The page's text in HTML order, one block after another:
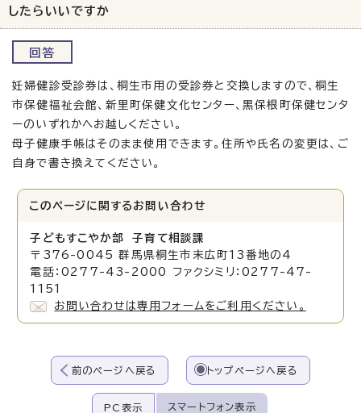
したらいいですか
回答
妊婦健診受診券は、桐生市用の受診券と交換しますので、桐生
市保健福祉会館、新里町保健文化センター、黒保根町保健センタ
ーのいずれかへお越しください。
母子健康手帳はそのまま使用できます。住所や氏名の変更は、ご
自身で書き換えてください。
このページに関する お問い合わせ
子どもすこやか部 子育て相談課
〒376-0045 群馬県桐生市末広町13番地の4
電話：0277-43-2000 ファクシミリ：0277-47-
1151
お問い合わせは専用フォームをご利用ください。
前のページへ戻る トップページへ戻る
PC表示 スマートフォン表示